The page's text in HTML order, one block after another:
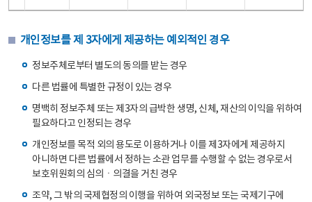
개인정보를 제 3자에게 제공하는 예외적인 경우
정보주체로부터 별도의 동의를 받는 경우
다른 법률에 특별한 규정이 있는 경우
명백히 정보주체 또는 제3자의 급박한 생명, 신체, 재산의 이익을 위하여
필요하다고 인정되는 경우
개인정보를 목적 외의 용도로 이용하거나 이를 제3자에게 제공하지
아니하면 다른 법률에서 정하는 소관 업무를 수행할 수 없는 경우로서
보호위원회의 심의ㆍ의결을 거친 경우
조약, 그 밖의 국제협정의 이행을 위하여 외국정보 또는 국제기구에